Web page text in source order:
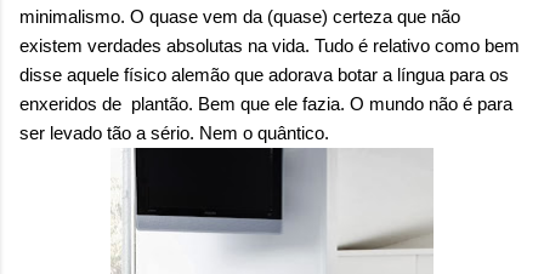
minimalismo. O quase vem da (quase) certeza que não
existem verdades absolutas na vida. Tudo é relativo como bem
disse aquele físico alemão que adorava botar a língua para os
enxeridos de plantão. Bem que ele fazia. O mundo não é para
ser levado tão a sério. Nem o quântico.